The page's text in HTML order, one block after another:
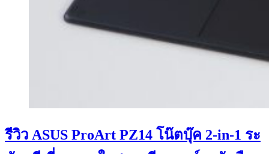
รีวิว ASUS ProArt PZ14 โน๊ตบุ๊ค 2-in-1 ระ